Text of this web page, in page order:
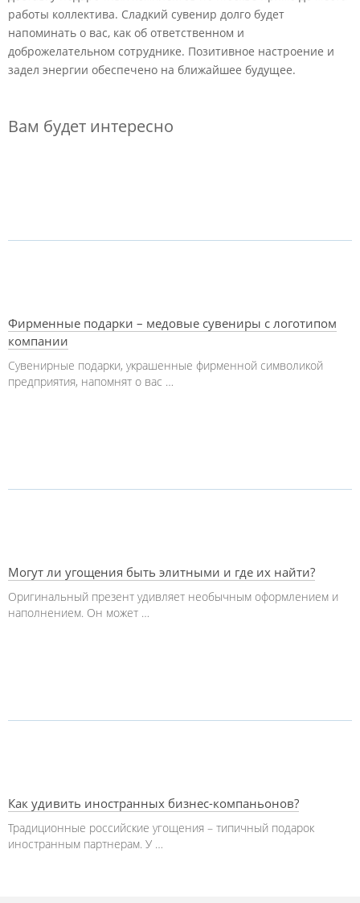
работы коллектива. Сладкий сувенир долго будет
напоминать о вас, как об ответственном и
доброжелательном сотруднике. Позитивное настроение и
задел энергии обеспечено на ближайшее будущее.
Вам будет интересно
Фирменные подарки – медовые сувениры с логотипом
компании
Сувенирные подарки, украшенные фирменной символикой
предприятия, напомнят о вас …
Могут ли угощения быть элитными и где их найти?
Оригинальный презент удивляет необычным оформлением и
наполнением. Он может …
Как удивить иностранных бизнес-компаньонов?
Традиционные российские угощения – типичный подарок
иностранным партнерам. У …